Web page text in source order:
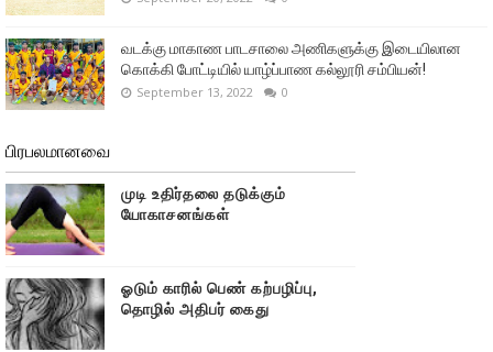
வடக்கு மாகாண பாடசாலை அணிகளுக்கு இடையிலான
கொக்கி போட்டியில் யாழ்ப்பாண கல்லூரி சம்பியன்!
September 13, 2022 0
பிரபலமானவை
முடி உதிர்தலை தடுக்கும்
யோகாசனங்கள்
ஓடும் காரில் பெண் கற்பழிப்பு,
தொழில் அதிபர் கைது